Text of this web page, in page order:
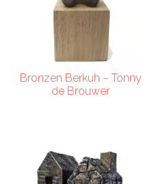
Bronzen Berkuh – Tonny
de Brouwer